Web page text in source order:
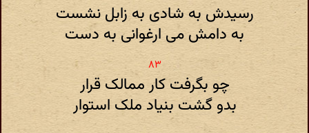
رسیدش به شادی به زابل نشست
به دامش می ارغوانی به دست
چو بگرفت کار ممالک قرار
بدو گشت بنیاد ملک استوار